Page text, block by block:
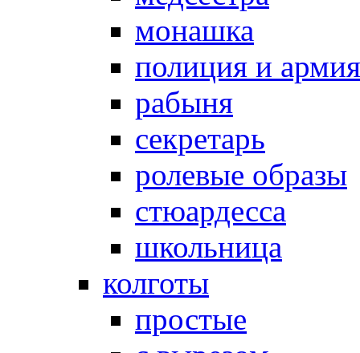
монашка
полиция и армия
рабыня
секретарь
ролевые образы
стюардесса
школьница
колготы
простые